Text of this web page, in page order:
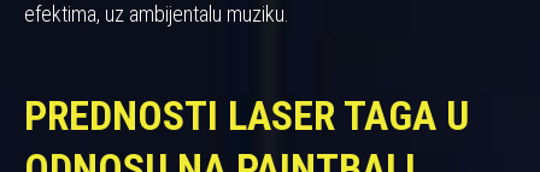
efektima, uz ambijentalu muziku.
PREDNOSTI LASER TAGA U